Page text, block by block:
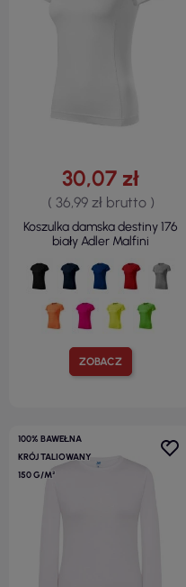
ZOBACZ
30,07 zł
( 36,99 zł brutto )
Koszulka damska destiny 176
biały Adler Malfini
100% BAWEŁNA
KRÓJ TALIOWANY
150 G/M²